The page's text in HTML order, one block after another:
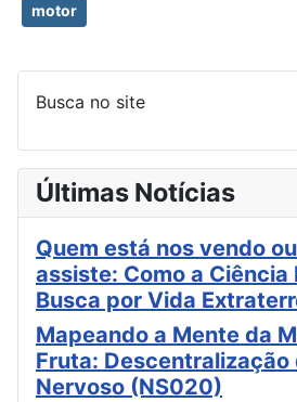
motor
Busca no site
Últimas Notícias
Quem está nos vendo
assiste: Como a Ciência
Busca por Vida
Mapeando a Mente da
Fruta: Descentralização
Nervoso (NS020)